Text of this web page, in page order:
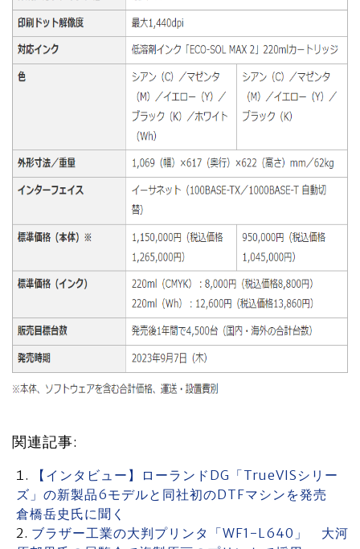
関連記事:
【インタビュー】ローランドDG「TrueVISシリー
ズ」の新製品6モデルと同社初のDTFマシンを発売
倉橋岳史氏に聞く
ブラザー工業の大判プリンタ「WF1-L640」 大河